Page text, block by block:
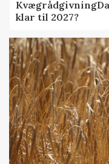
klar til 2027?